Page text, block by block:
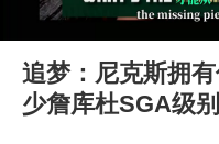
追梦：尼克斯拥
少詹库杜SGA级